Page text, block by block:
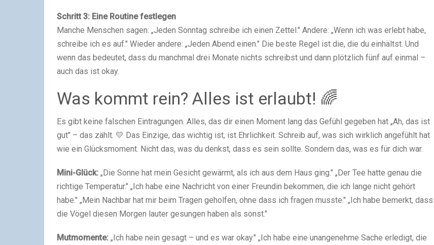
Schritt 3: Eine Routine festlegen
Manche Menschen sagen: „Jeden Sonntag schreibe ich einen Zettel." Andere: „Wenn ich was erlebt habe,
schreibe ich es auf." Wieder andere: „Jeden Abend einen." Die beste Regel ist die, die du einhältst. Und
wenn das bedeutet, dass du manchmal drei Monate nichts schreibst und dann plötzlich fünf auf einmal –
auch das ist okay.
Was kommt rein? Alles ist erlaubt! 🌈
Es gibt keine falschen Eintragungen. Alles, das dir einen Moment lang das Gefühl gegeben hat „Ah, das ist
gut" – das zählt. 💛 Das Einzige, das wichtig ist, ist Ehrlichkeit. Schreib auf, was sich wirklich angefühlt hat
wie ein Glücksmoment. Nicht das, was du denkst, dass es sein sollte. Sondern das, was es für dich war.
Mini-Glück: „Die Sonne hat mein Gesicht gewärmt, als ich aus dem Haus ging." „Der Tee hatte genau die
richtige Temperatur." „Ich habe eine Nachricht von einer Freundin bekommen, die ich lange nicht gehört
habe." „Mein Nachbar hat mir beim Tragen geholfen, ohne dass ich fragen musste." „Ich habe bemerkt, dass
die Vögel diesen Morgen lauter gesungen haben als sonst."
Mutmomente: „Ich habe nein gesagt – und es war okay." „Ich habe eine unangenehme Sache erledigt, die